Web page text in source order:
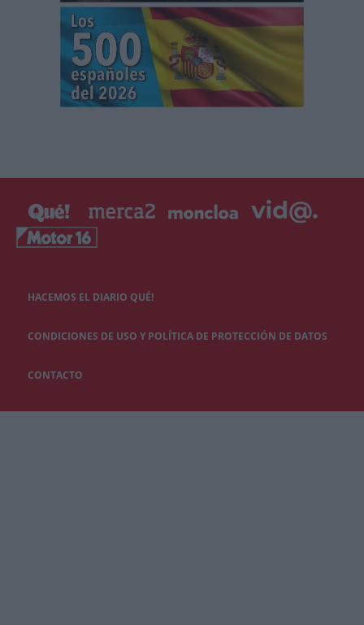
HACEMOS EL DIARIO QUÉ!
CONDICIONES DE USO Y POLÍTICA DE PROTECCIÓN DE DATOS
CONTACTO